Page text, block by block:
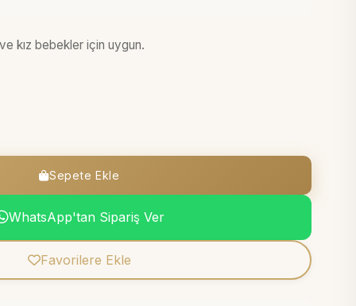
kız bebekler için uygun.
Sepete Ekle
WhatsApp'tan Sipariş Ver
Favorilere Ekle